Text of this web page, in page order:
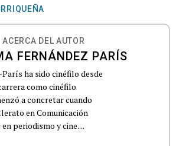
ACERCA DEL AUTOR
FERNÁNDEZ PARÍS
ha sido cinéfilo desde
como cinéfilo
a concretar cuando
en Comunicación
periodismo y cine....